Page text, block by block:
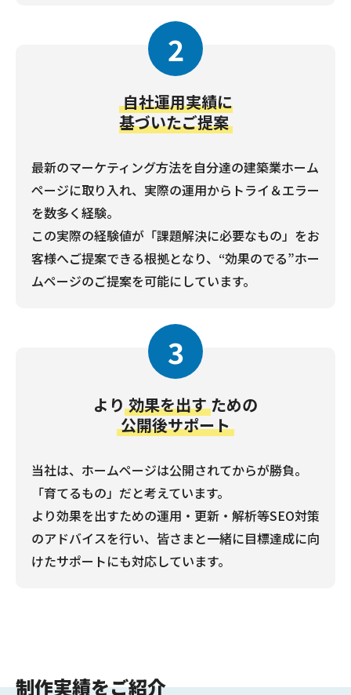
2
自社運用実績に
基づいたご提案
最新のマーケティング方法を自分達の建築業ホーム
ページに取り入れ、実際の運用からトライ＆エラー
を数多く経験。
この実際の経験値が「課題解決に必要なもの」をお
客様へご提案できる根拠となり、“効果のでる”ホー
ムページのご提案を可能にしています。
3
より 効果を出す ための
公開後サポート
当社は、ホームページは公開されてからが勝負。
「育てるもの」だと考えています。
より効果を出すための運用・更新・解析等SEO対策
のアドバイスを行い、皆さまと一緒に目標達成に向
けたサポートにも対応しています。
制作実績をご紹介